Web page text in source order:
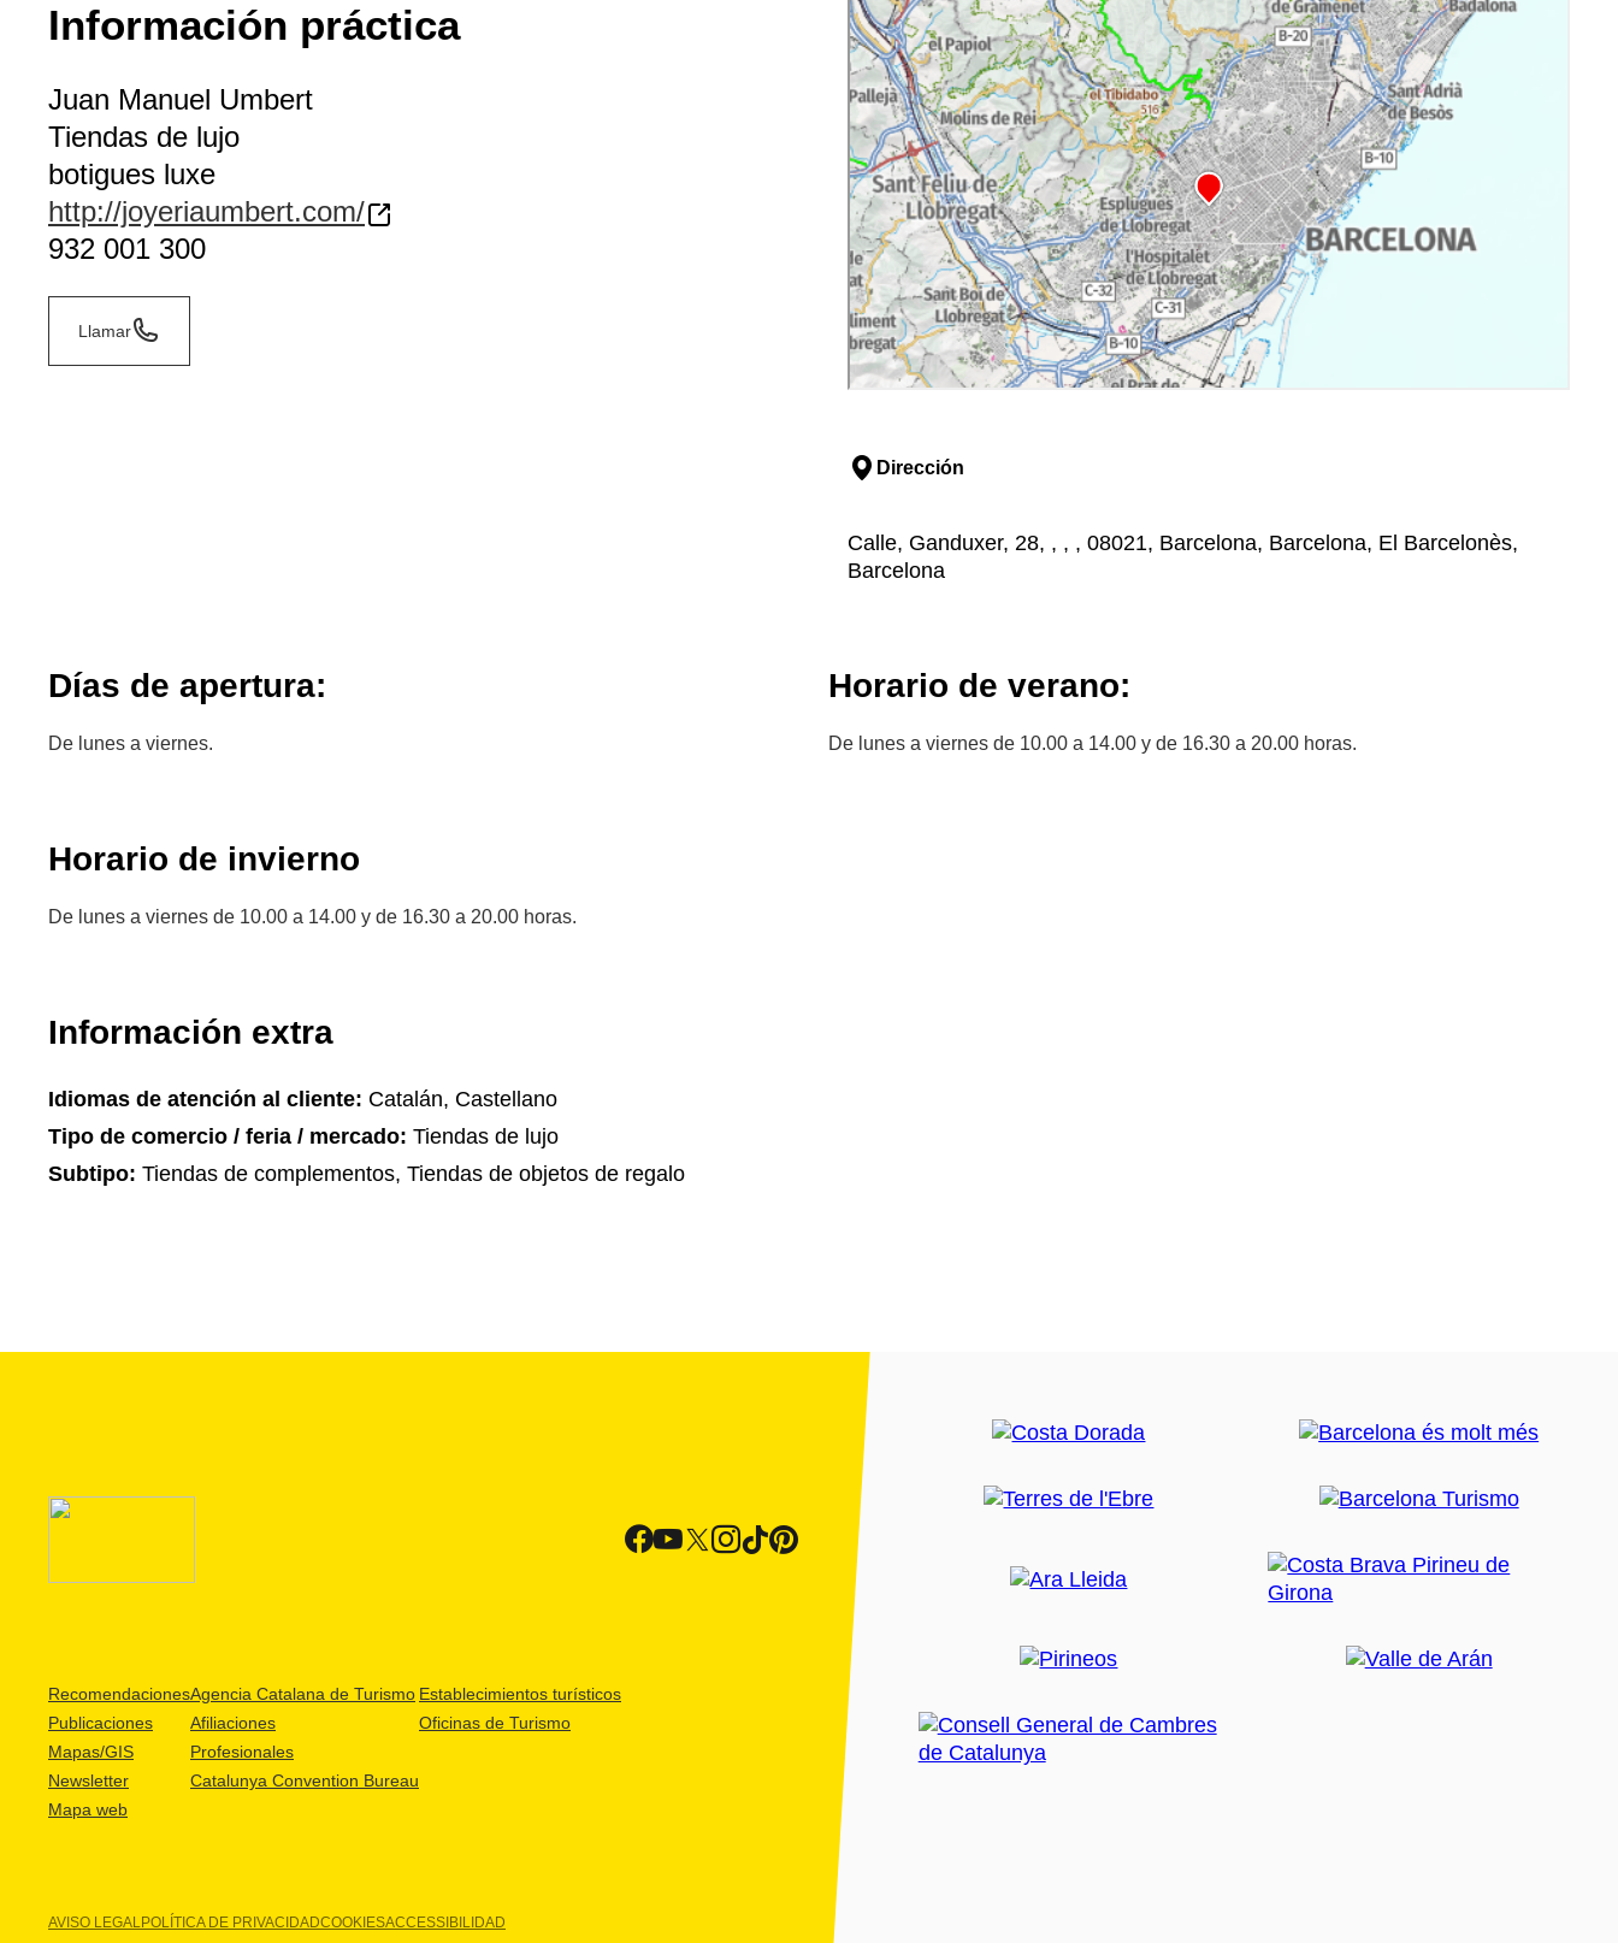
Información práctica
Juan Manuel Umbert
Tiendas de lujo
botigues luxe
http://joyeriaumbert.com/
932 001 300
Llamar
Dirección
Calle, Ganduxer, 28, , , , 08021, Barcelona, Barcelona, El Barcelonès,
Barcelona
Días de apertura:
De lunes a viernes.
Horario de verano:
De lunes a viernes de 10.00 a 14.00 y de 16.30 a 20.00 horas.
Horario de invierno
De lunes a viernes de 10.00 a 14.00 y de 16.30 a 20.00 horas.
Información extra
Idiomas de atención al cliente: Catalán, Castellano
Tipo de comercio / feria / mercado: Tiendas de lujo
Subtipo: Tiendas de complementos, Tiendas de objetos de regalo
Recomendaciones
Publicaciones
Mapas/GIS
Newsletter
Mapa web
Agencia Catalana de Turismo
Afiliaciones
Profesionales
Catalunya Convention Bureau
Establecimientos turísticos
Oficinas de Turismo
AVISO LEGALPOLÍTICA DE PRIVACIDADCOOKIESACCESSIBILIDAD